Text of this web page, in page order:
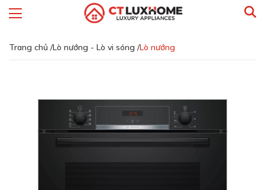
Trang chủ /Lò nướng - Lò vi sóng /Lò nướng